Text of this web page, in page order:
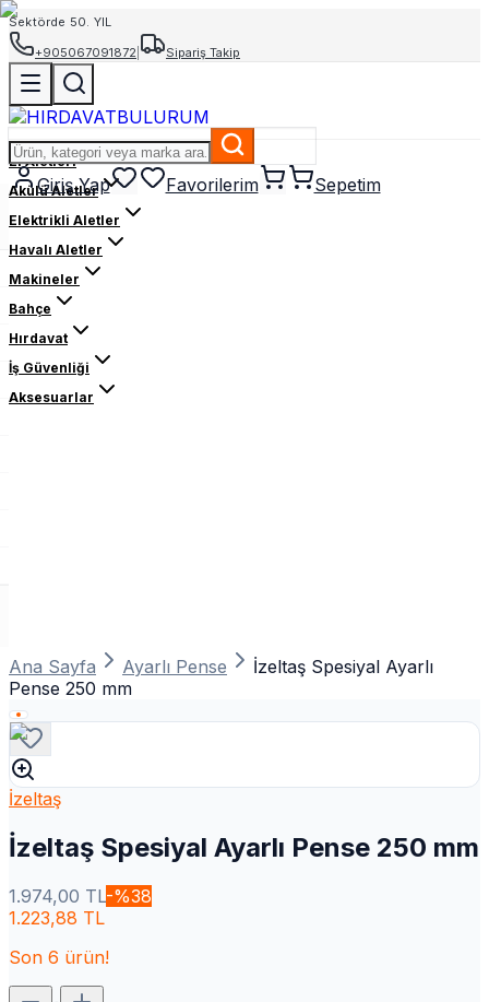
Sektörde 50. YIL
+905067091872
Sipariş Takip
Giriş Yap Favorilerim Sepetim
El Aletleri
Akülü Aletler
Elektrikli Aletler
Havalı Aletler
Makineler
Bahçe
Hırdavat
İş Güvenliği
Aksesuarlar
Ana Sayfa Ayarlı Pense
İzeltaş Spesiyal Ayarlı
Pense 250 mm
İzeltaş
İzeltaş Spesiyal Ayarlı Pense 250 mm
1.974,00 TL-%38
1.223,88 TL
Son 6 ürün!